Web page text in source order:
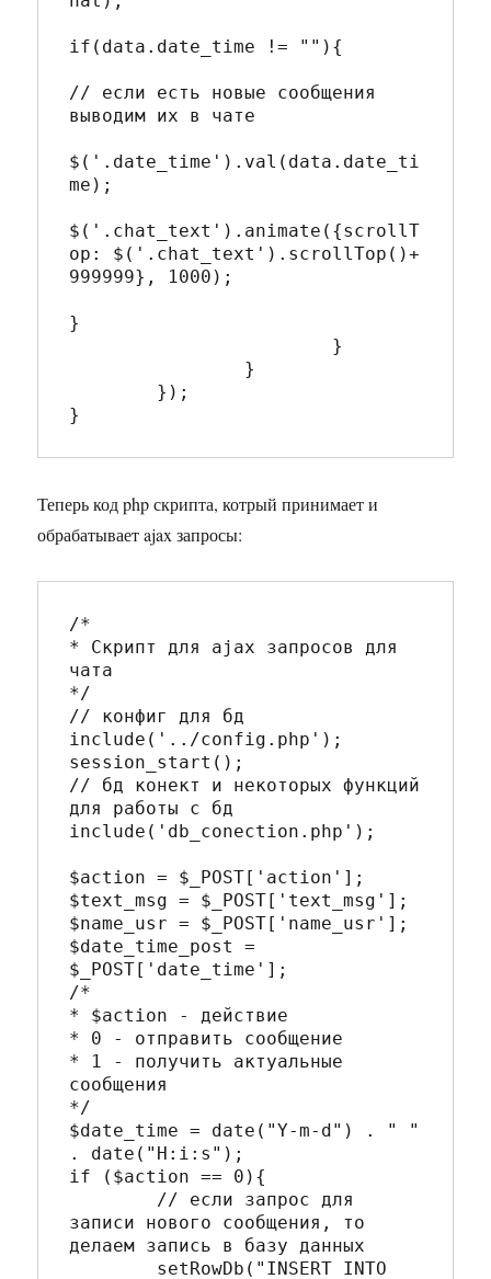
if(data.date_time != ""){
// если есть новые сообщения
выводим их в чате
$('.date_time').val(data.date_ti
me);
$('.chat_text').animate({scrollT
op: $('.chat_text').scrollTop()+
999999}, 1000);
}
Теперь код php скрипта, котрый принимает и
обрабатывает ajax запросы:
/*
* Скрипт для ajax запросов для
чата
*/
// конфиг для бд
include('../config.php');
session_start();
// бд конект и некоторых функций
для работы с бд
include('db_conection.php');
$action = $_POST['action'];
$text_msg = $_POST['text_msg'];
$name_usr = $_POST['name_usr'];
$date_time_post =
$_POST['date_time'];
/*
* $action - действие
* 0 - отправить сообщение
* 1 - получить актуальные
сообщения
*/
$date_time = date("Y-m-d") . " "
. date("H:i:s");
if ($action == 0){
записи нового сообщения, то
делаем запись в базу данных